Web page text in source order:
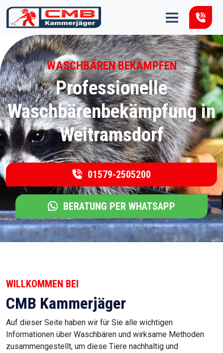
Zum Inhalt springen
WASCHBÄREN BEKÄMPFEN
Professionelle
Waschbärenbekämpfung in
Weitramsdorf
01579-2505200
BERATUNG PER WHATSAPP
WILLKOMMEN BEI
CMB Kammerjäger
Auf dieser Seite haben wir für Sie alle wichtigen
Informationen über Waschbären und wirksame Methoden
zusammengestellt, um diese Tiere nachhaltig und